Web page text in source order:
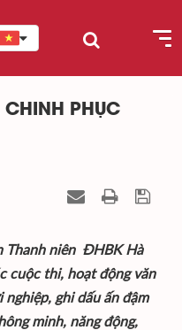
CHINH PHỤC
Thanh niên ĐHBK Hà
cuộc thi, hoạt động văn
ghi dấu ấn đậm
minh, năng động,